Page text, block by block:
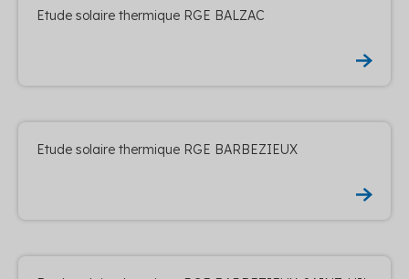
Etude solaire thermique RGE BALZAC
Etude solaire thermique RGE BARBEZIEUX